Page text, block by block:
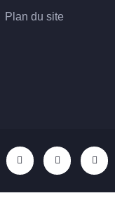
Plan du site